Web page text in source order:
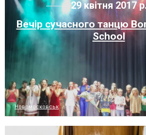
29 квітня 2017
Вечір сучасного танцю
School
Новомосковськ